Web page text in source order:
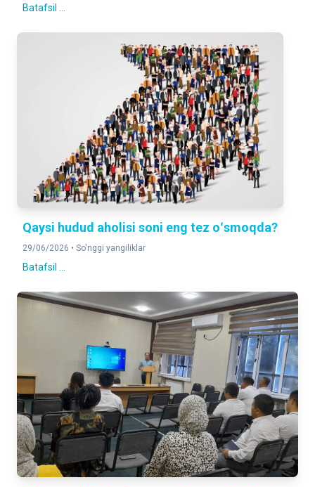
Batafsil ...
Qaysi hudud aholisi soni eng tez oʻsmoqda?
29/06/2026 • So'nggi yangiliklar
Batafsil ...